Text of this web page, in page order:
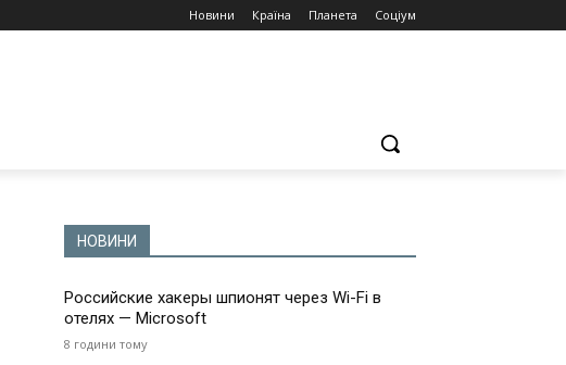
Новини Країна Планета Соціум
НОВИНИ
Российские хакеры шпионят через Wi-Fi в
отелях — Microsoft
8 години тому